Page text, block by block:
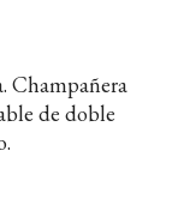
Champañera
de doble